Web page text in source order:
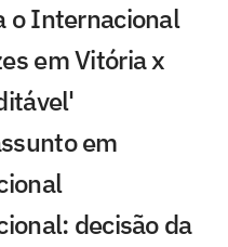
o Internacional
em Vitória x
em
decisão da